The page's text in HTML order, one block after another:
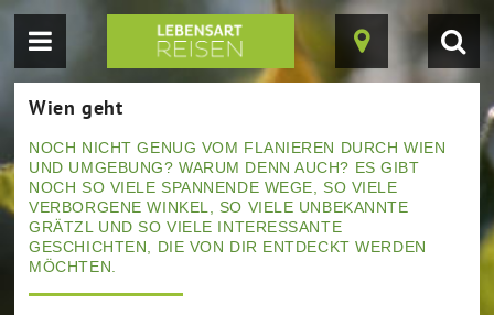
einblenden
Karte
ein-/
Wien geht
NOCH NICHT GENUG VOM FLANIEREN DURCH WIEN
UND UMGEBUNG? WARUM DENN AUCH? ES GIBT
NOCH SO VIELE SPANNENDE WEGE, SO VIELE
VERBORGENE WINKEL, SO VIELE UNBEKANNTE
GRÄTZL UND SO VIELE INTERESSANTE
GESCHICHTEN, DIE VON DIR ENTDECKT WERDEN
MÖCHTEN.